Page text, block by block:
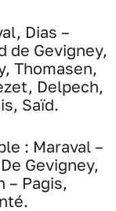
Dias –
de Gevigney,
Thomasen,
Delpech,
Saïd.
: Maraval –
Gevigney,
– Pagis,